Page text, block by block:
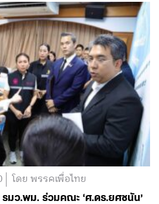
โดย พรรคเพื่อไทย
มว.พม. ร่วมคณะ ‘ศ.ดร.ยศชนัน’